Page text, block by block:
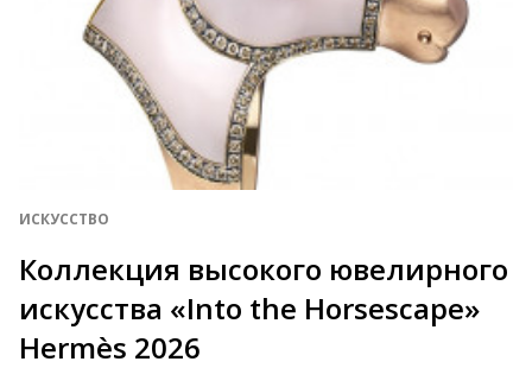
ИСКУССТВО
Коллекция высокого ювелирного
искусства «Into the Horsescape»
Hermès 2026